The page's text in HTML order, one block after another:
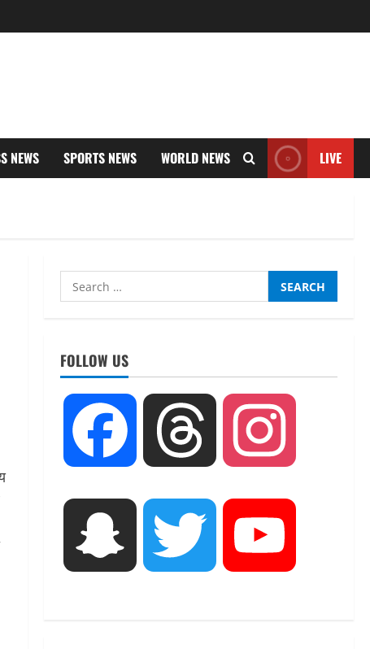
NEWS SPORTS NEWS WORLD NEWS LIVE
Search
for:
FOLLOW US
Facebook Threads
Snapchat Twitter
UTTARAKHAND NEWS
तीलू रौतेली पुरस्कार के लिए 13
वीरांगनाओं का चयन : रेखा आर्या
August 6, 2026
UTTARAKHAND NEWS
मिस उत्तराखंड 2026 के सब-कॉन्टेस्ट
‘मिस ब्यूटीफुल आइज़’ एवं ‘मिस
ब्यूटीफुल हेयर’ का आयोजन